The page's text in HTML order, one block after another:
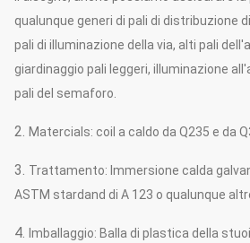
qualunque generi di pali di distribuzione
pali di illuminazione della via, alti pali
giardinaggio pali leggeri, illuminazione
pali del semaforo.
2. Matercials: coil a caldo da Q235 e da
3. Trattamento: Immersione calda
ASTM stardand di A 123 o qualunque
4. Imballaggio: Balla di plastica della